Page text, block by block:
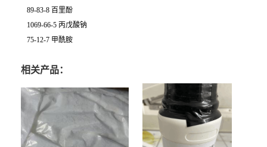
89-83-8 百里酚
1069-66-5 丙戊酸钠
75-12-7 甲酰胺
相关产品：